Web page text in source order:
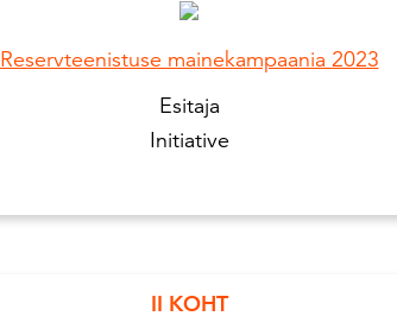
Reservteenistuse mainekampaania 2023
Esitaja
Initiative
II KOHT